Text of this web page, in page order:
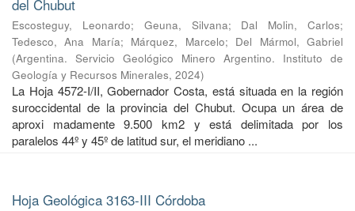
del Chubut
Escosteguy, Leonardo; Geuna, Silvana; Dal Molin, Carlos;
Tedesco, Ana María; Márquez, Marcelo; Del Mármol, Gabriel
(Argentina. Servicio Geológico Minero Argentino. Instituto de
Geología y Recursos Minerales, 2024)
La Hoja 4572-I/II, Gobernador Costa, está situada en la región
suroccidental de la provincia del Chubut. Ocupa un área de
aproxi madamente 9.500 km2 y está delimitada por los
paralelos 44º y 45º de latitud sur, el meridiano ...
Hoja Geológica 3163-III Córdoba